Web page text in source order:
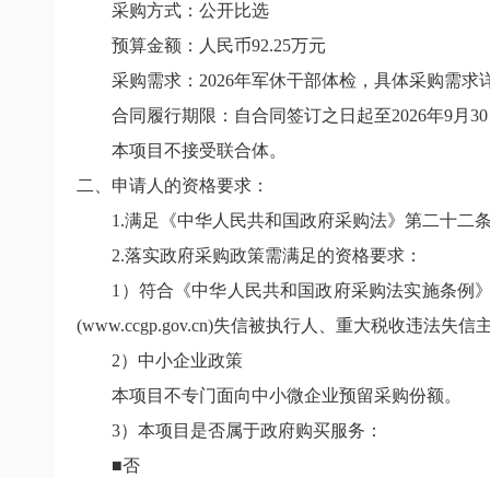
采购方式：公开比选
预算金额：人民币92.25万元
采购需求： 2026年军休干部体检，具体采购需求
合同履行期限：自合同签订之日起至2026年9月 30
本项目不接受联合体。
二、申请人的资格要求：
1.满足《中华人民共和国政府采购法》第二十二
2.落实政府采购政策需满足的资格要求：
1 ）符合《中华人民共和国政府采购法实施条例
(www.ccgp.gov.cn)失信被执行人、重大税收违法失信
2）中小企业政策
本项目不专门面向中小微企业预留采购份额。
3）本项目是否属于政府购买服务：
■否